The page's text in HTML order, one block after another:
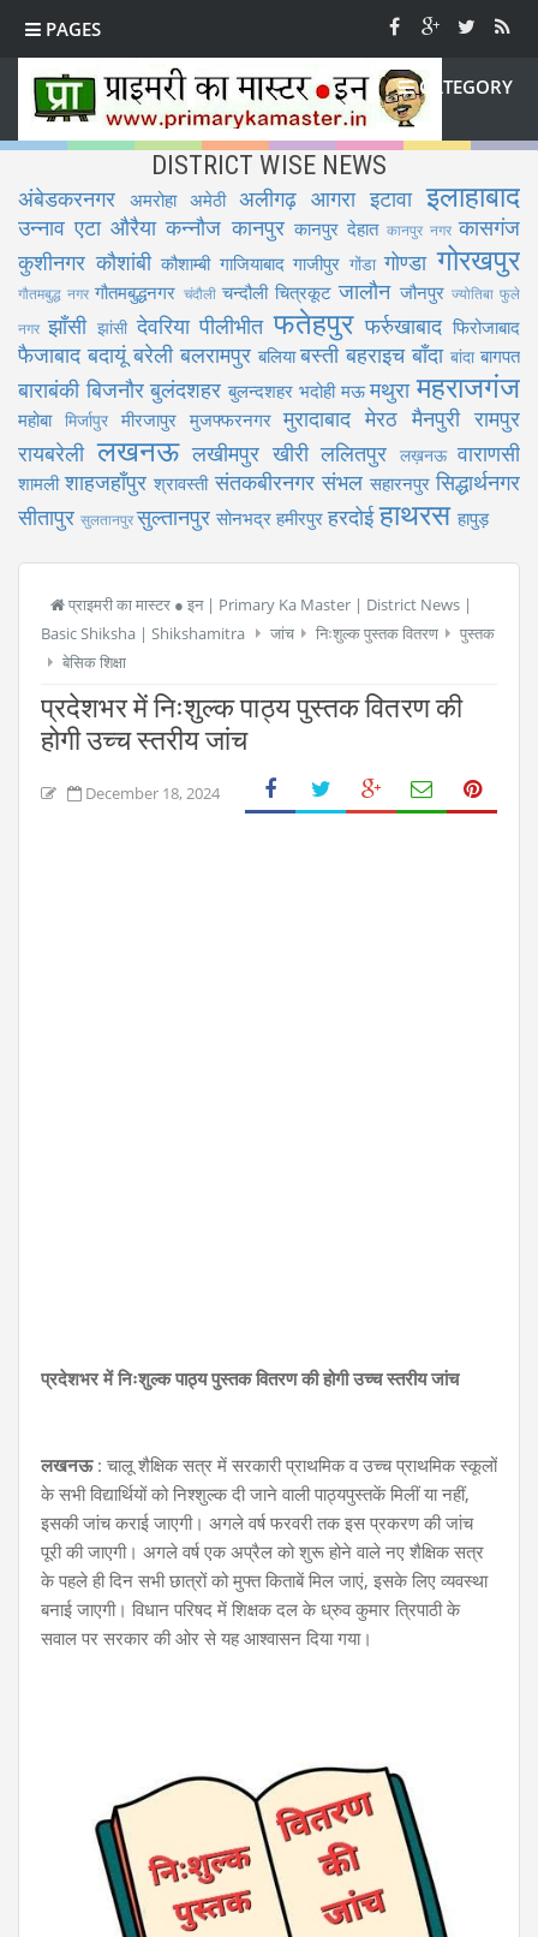
PAGES
CATEGORY
DISTRICT WISE NEWS
अंबेडकरनगर अमरोहा अमेठी अलीगढ़ आगरा इटावा इलाहाबाद
उन्नाव एटा औरैया कन्नौज कानपुर कानपुर देहात कानपुर नगर कासगंज
कुशीनगर कौशांबी कौशाम्बी गाजियाबाद गाजीपुर गोंडा गोण्डा गोरखपुर
गौतमबुद्ध नगर गौतमबुद्धनगर चंदौली चन्दौली चित्रकूट जालौन जौनपुर ज्योतिबा फुले
नगर झाँसी झांसी देवरिया पीलीभीत फतेहपुर फर्रुखाबाद फिरोजाबाद
फैजाबाद बदायूं बरेली बलरामपुर बलिया बस्ती बहराइच बाँदा बांदा बागपत
बाराबंकी बिजनौर बुलंदशहर बुलन्दशहर भदोही मऊ मथुरा महराजगंज
महोबा मिर्जापुर मीरजापुर मुजफ्फरनगर मुरादाबाद मेरठ मैनपुरी रामपुर
रायबरेली लखनऊ लखीमपुर खीरी ललितपुर लख़नऊ वाराणसी
शामली शाहजहाँपुर श्रावस्ती संतकबीरनगर संभल सहारनपुर सिद्धार्थनगर
सीतापुर सुलतानपुरसुल्तानपुर सोनभद्र हमीरपुर हरदोई हाथरस हापुड़
प्राइमरी का मास्टर ● इन | Primary Ka Master | District News |
Basic Shiksha | Shikshamitra
जांच निःशुल्क पुस्तक वितरण
पुस्तक
बेसिक शिक्षा
प्रदेशभर में निःशुल्क पाठ्य पुस्तक वितरण की
होगी उच्च स्तरीय जांच
December 18, 2024
प्रदेशभर में निःशुल्क पाठ्य पुस्तक वितरण की होगी उच्च स्तरीय जांच
लखनऊ: चालू शैक्षिक सत्र में सरकारी प्राथमिक व उच्च प्राथमिक स्कूलों
के सभी विद्यार्थियों को निश्शुल्क दी जाने वाली पाठ्यपुस्तकें मिलीं या नहीं,
इसकी जांच कराई जाएगी। अगले वर्ष फरवरी तक इस प्रकरण की जांच
पूरी की जाएगी। अगले वर्ष एक अप्रैल को शुरू होने वाले नए शैक्षिक सत्र
के पहले ही दिन सभी छात्रों को मुफ्त किताबें मिल जाएं, इसके लिए व्यवस्था
बनाई जाएगी। विधान परिषद में शिक्षक दल के ध्रुव कुमार त्रिपाठी के
सवाल पर सरकार की ओर से यह आश्वासन दिया गया।